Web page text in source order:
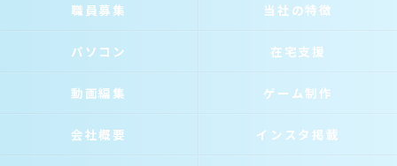
職員募集 当社の特徴
パソコン 在宅支援
動画編集 ゲーム制作
会社概要 インスタ掲載